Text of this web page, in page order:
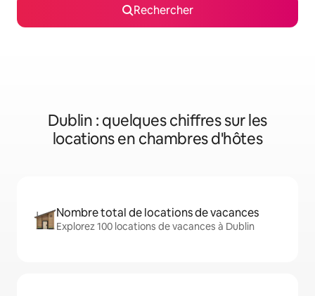
Rechercher
Dublin : quelques chiffres sur les
locations en chambres d'hôtes
Nombre total de locations de vacances
Explorez 100 locations de vacances à Dublin